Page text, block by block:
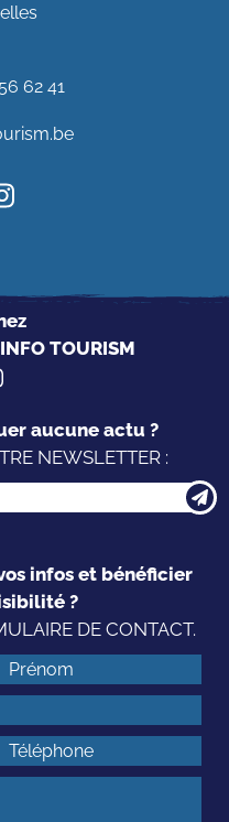
62 41
TOURISM
aucune actu ?
NEWSLETTER :
infos et bénéficier
?
DE CONTACT.